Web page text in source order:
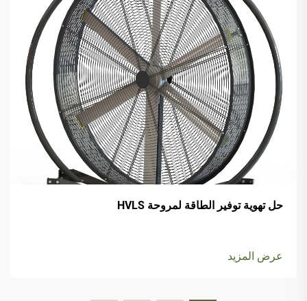
حل تهوية توفير الطاقة لمروحة HVLS
عرض المزيد